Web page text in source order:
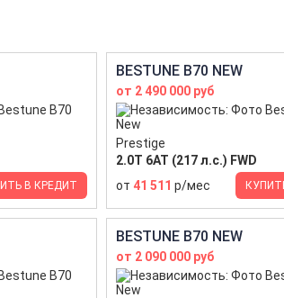
В КРЕДИТ
BESTUNE B70 NEW
от 2 490 000 руб
Prestige
2.0T 6AT (217 л.с.) FWD
от 41 511 р/мес
BESTUNE B70 NEW
от 2 090 000 руб